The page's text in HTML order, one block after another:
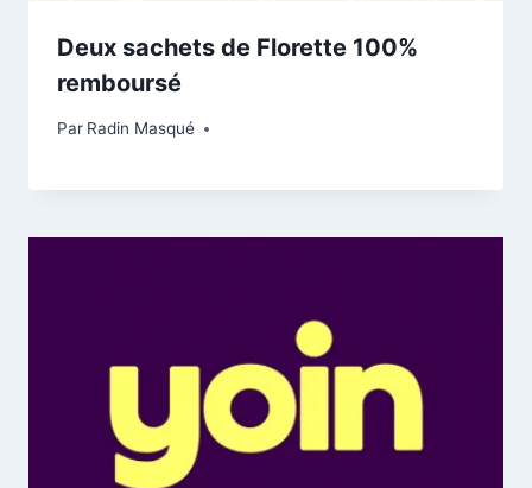
Deux sachets de Florette 100%
remboursé
Par Radin Masqué